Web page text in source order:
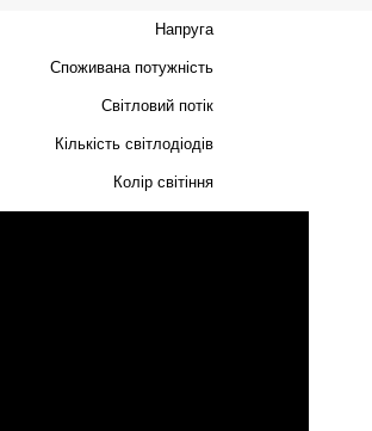
Напруга
Споживана потужність
Світловий потік
Кількість світлодіодів
Колір світіння